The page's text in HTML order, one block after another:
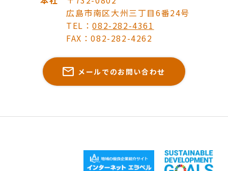
広島市南区大州三丁目6番24号
TEL：082-282-4361
FAX：082-282-4262
メールでのお問い合わせ